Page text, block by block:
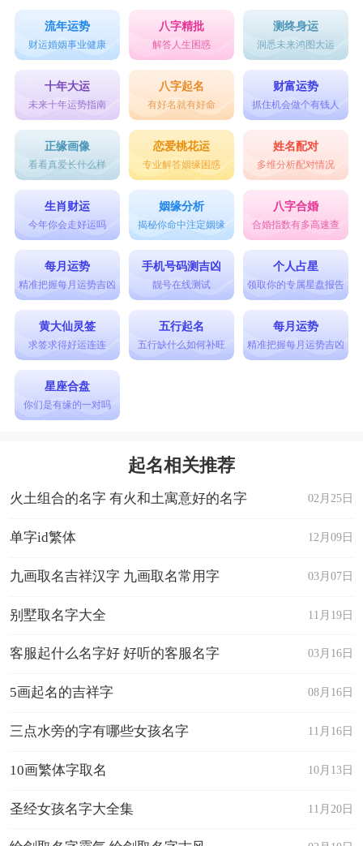
流年运势
财运婚姻事业健康
八字精批
解答人生困惑
测终身运
洞悉未来鸿图大运
十年大运
未来十年运势指南
八字起名
有好名就有好命
财富运势
抓住机会做个有钱人
正缘画像
看看真爱长什么样
恋爱桃花运
专业解答姻缘困惑
姓名配对
多维分析配对情况
生肖财运
今年你会走好运吗
姻缘分析
揭秘你命中注定姻缘
八字合婚
合婚指数有多高速查
每月运势
精准把握每月运势吉凶
手机号码测吉凶
靓号在线测试
个人占星
领取你的专属星盘报告
黄大仙灵签
求签求得好运连连
五行起名
五行缺什么如何补旺
每月运势
精准把握每月运势吉凶
星座合盘
你们是有缘的一对吗
起名相关推荐
02月25日
火土组合的名字 有火和土寓意好的名字
12月09日
单字id繁体
03月07日
九画取名吉祥汉字 九画取名常用字
11月19日
别墅取名字大全
03月16日
客服起什么名字好 好听的客服名字
08月16日
5画起名的吉祥字
11月16日
三点水旁的字有哪些女孩名字
10月13日
10画繁体字取名
11月20日
圣经女孩名字大全集